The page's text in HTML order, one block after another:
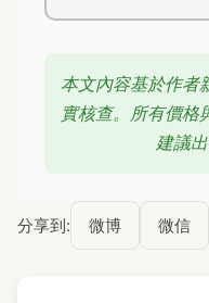
本文內容基於作者
實核查。所有價格
建議
分享到: 微博 微信